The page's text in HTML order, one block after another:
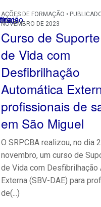
AÇÕES DE FORMAÇÃO •
NOVEMBRO DE 2023
Curso de
de Vida com
Desfibrilhação
Automática
profissionais de
em São Miguel
O SRPCBA realizou, no dia
novembro, um curso de
de Vida com Desfibrilhação
Externa (SBV-DAE) para
de(...)